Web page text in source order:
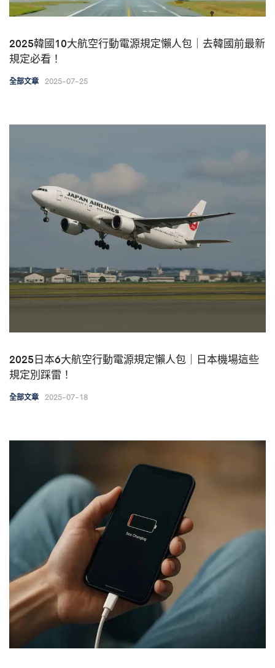
2025韓國10大航空行動電源規定懶人包｜去韓國前最新
規定必看！
全部文章 2025-07-25
2025日本6大航空行動電源規定懶人包｜日本機場這些
規定別踩雷！
全部文章 2025-07-18